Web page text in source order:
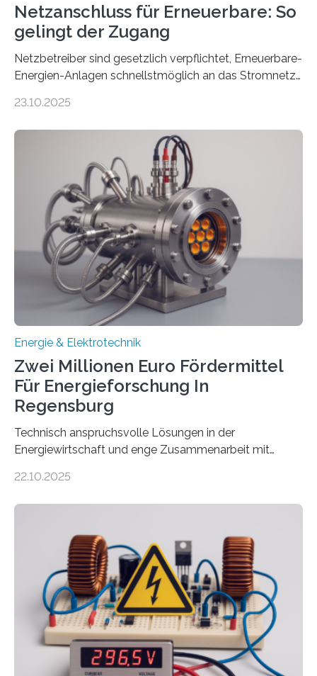
Netzanschluss für Erneuerbare: So
gelingt der Zugang
Netzbetreiber sind gesetzlich verpflichtet, Erneuerbare-
Energien-Anlagen schnellstmöglich an das Stromnetz
ermöglichen. Doch der dafür nötige Netzausbau hinkt
einem „Anschlussstau“. Die Stiftung
Umweltenergierecht hat den Rechtsrahmen in einem
neuen Bericht für die Praxis eingeordnet – inklusive der
Rolle von flexiblen Netzanschlussvereinbarungen. Der
Netzanschluss von Erneuerbare-Energien-Anlagen
(EE-Anlagen) ist entscheidend für die Energiewende.
Denn ohne Anschluss an das Netz kann kein Strom
eingespeist werden. Nach dem Erneuerbare-Energien-
Gesetz (EEG) sind Netzbetreiber…
23.10.2025
Energie & Elektrotechnik
Zwei Millionen Euro Fördermittel
Für Energieforschung In
Regensburg
Technisch anspruchsvolle Lösungen in der
Energiewirtschaft und enge Zusammenarbeit mit
neuen EU-geförderten Transfer-Projekte zu
Energietechnologien werden vom Europäischen
Sozialfonds Plus (ESF+) gefördert – mit einer
Gesamtsumme von mehr als zwei Millionen Euro.
Damit zählt die Hochschule zu den großen
Gewinnerinnen der aktuellen Förderrunde des
Bayerischen Wissenschaftsministeriums. Im
Mittelpunkt steht der direkte Wissenstransfer: Neue
wissenschaftliche Erkenntnisse sollen rasch in die
22.10.2025